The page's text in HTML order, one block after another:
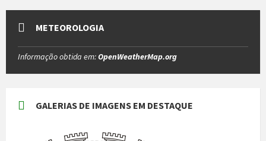
METEOROLOGIA
Informação obtida em:OpenWeatherMap.org
GALERIAS DE IMAGENS EM DESTAQUE